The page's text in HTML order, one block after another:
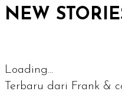
NEW
Loading...
Terbaru dari Frank &